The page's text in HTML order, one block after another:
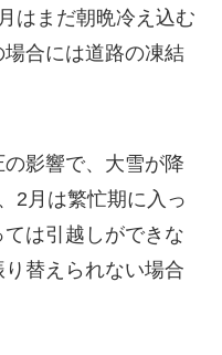
はまだ朝晩冷え込む
合には道路の凍結
影響で、大雪が降
2月は繁忙期に入っ
は引越しができな
替えられない場合